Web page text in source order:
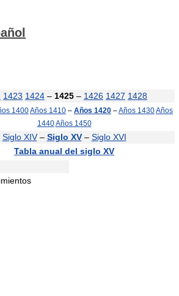
1423 1424 – 1425 – 1426 1427 1428
1400Años 1410 – Años 1420 –Años 1430Años
1440Años 1450
Siglo XIV– Siglo XV– Siglo XVI
Tabla anual del siglo XV